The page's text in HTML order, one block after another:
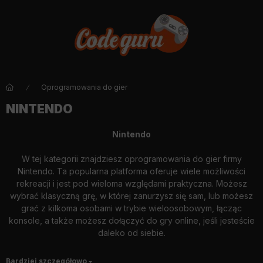
Oprogramowania do gier
NINTENDO
Nintendo
W tej kategorii znajdziesz oprogramowania do gier firmy
Nintendo. Ta popularna platforma oferuje wiele możliwości
rekreacji i jest pod wieloma względami praktyczna. Możesz
wybrać klasyczną grę, w której zanurzysz się sam, lub możesz
grać z kilkoma osobami w trybie wieloosobowym, łącząc
konsole, a także możesz dołączyć do gry online, jeśli jesteście
daleko od siebie.
Przyjemny program w domu, a także świetna rozrywka w